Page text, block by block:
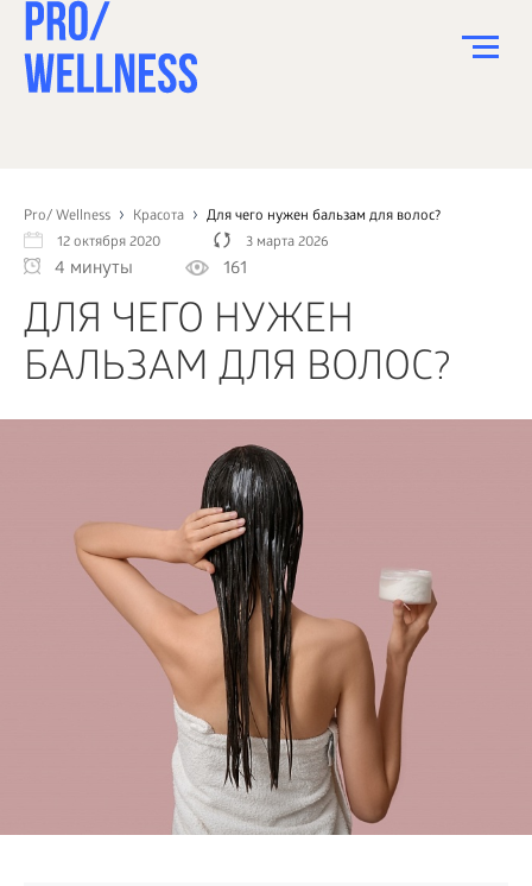
Pro/ Wellness Красота
Для чего нужен бальзам для волос?
12 октября 2020
3 марта 2026
4 минуты 161
ДЛЯ ЧЕГО НУЖЕН
БАЛЬЗАМ ДЛЯ ВОЛОС?
СПОРТ
ЗДОРОВЬЕ
КРАСОТА
ПСИХОЛОГИЯ
БИЗНЕС